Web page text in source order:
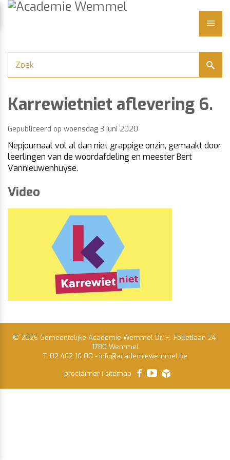
Naar
Academie
Karrewietniet aflevering 6.
Gepubliceerd op woensdag 3 juni 2020
Nepjournaal vol al dan niet grappige onzin, gemaakt door
leerlingen van de woordafdeling en meester Bert
Vannieuwenhuyse.
Video
© 2026 Gemeentelijke Academie Wemmel Dr. H. Folletlaan 24,
1780 Wemmel
T. 02 462 16 00 - info@academiewemmel.be
proclaimer | sitemap facebookyoutube
lcp.nv
2026